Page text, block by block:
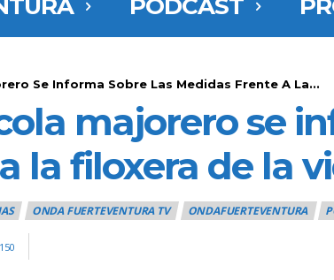
PODCAST
Se Informa Sobre Las Medidas Frente A La...
majorero se
la filoxera de la
ONDA FUERTEVENTURA TV ONDAFUERTEVENTURA
150